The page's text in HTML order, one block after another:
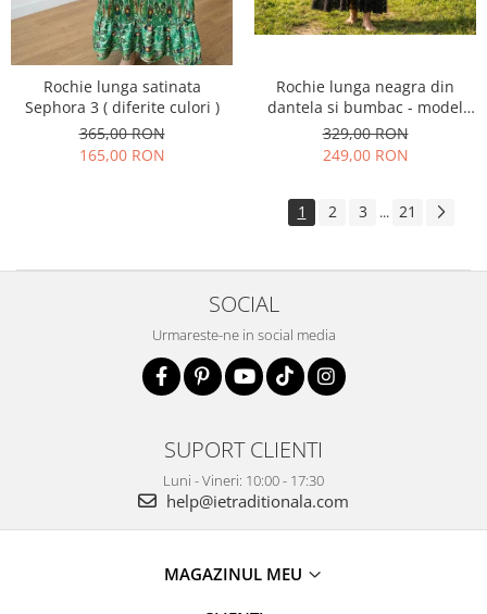
Rochie lunga satinata
Sephora 3 ( diferite culori )
365,00 RON
165,00 RON
Rochie lunga neagra din
dantela si bumbac - model
elegant vaporoasa
329,00 RON
249,00 RON
1 2 3 ... 21
SOCIAL
Urmareste-ne in social media
SUPORT CLIENTI
Luni - Vineri: 10:00 - 17:30
help@ietraditionala.com
MAGAZINUL MEU